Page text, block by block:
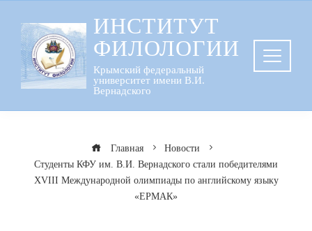
содержанию
ИНСТИТУТ
ФИЛОЛОГИИ
Крымский федеральный
университет имени В.И.
Вернадского
Главная
Новости
Студенты КФУ им. В.И. Вернадского стали победителями
XVIII Международной олимпиады по английскому языку
«ЕРМАК»